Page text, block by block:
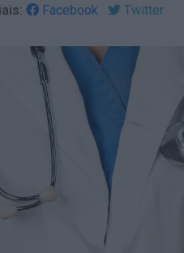
Facebook Twitter